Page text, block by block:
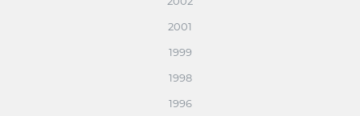
2001
1999
1998
1996